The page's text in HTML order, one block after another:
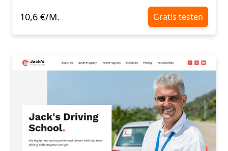
10,6 €/M.
Gratis testen